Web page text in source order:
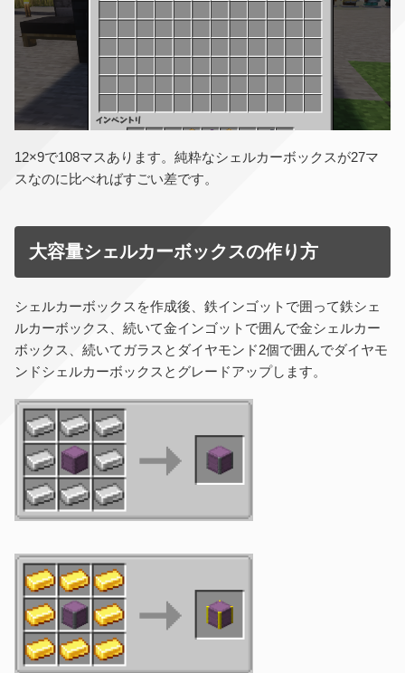
12×9で108マスあります。純粋なシェルカーボックスが27マ
スなのに比べればすごい差です。
大容量シェルカーボックスの作り方
シェルカーボックスを作成後、鉄インゴットで囲って鉄シェ
ルカーボックス、続いて金インゴットで囲んで金シェルカー
ボックス、続いてガラスとダイヤモンド2個で囲んでダイヤモ
ンドシェルカーボックスとグレードアップします。